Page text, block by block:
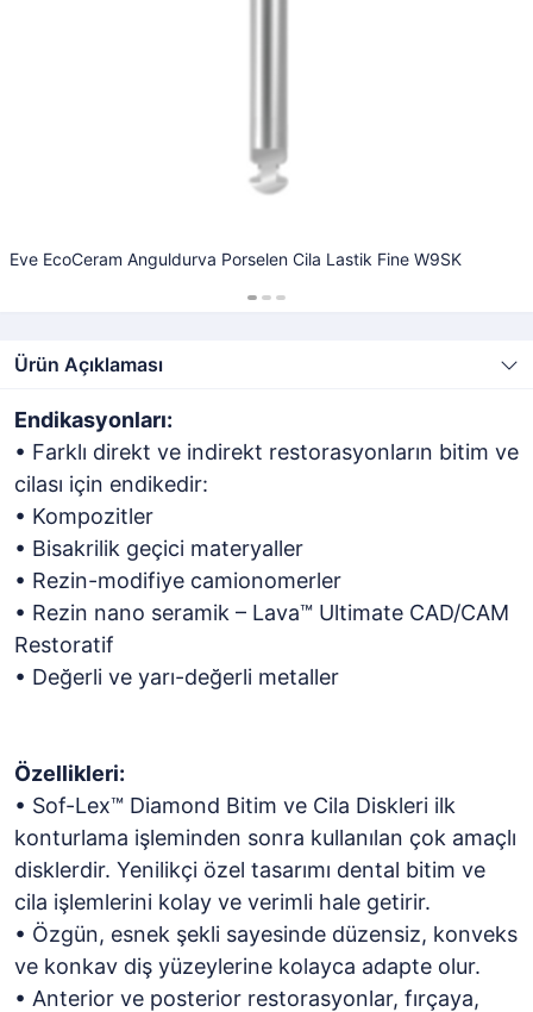
Eve EcoCeram Anguldurva Porselen Cila Lastik Fine W9SK
Ürün Açıklaması
Endikasyonları:
• Farklı direkt ve indirekt restorasyonların bitim ve
cilası için endikedir:
• Kompozitler
• Bisakrilik geçici materyaller
• Rezin-modifiye camionomerler
• Rezin nano seramik – Lava™ Ultimate CAD/CAM
Restoratif
• Değerli ve yarı-değerli metaller
Özellikleri:
• Sof-Lex™ Diamond Bitim ve Cila Diskleri ilk
konturlama işleminden sonra kullanılan çok amaçlı
disklerdir. Yenilikçi özel tasarımı dental bitim ve
cila işlemlerini kolay ve verimli hale getirir.
• Özgün, esnek şekli sayesinde düzensiz, konveks
ve konkav diş yüzeylerine kolayca adapte olur.
• Anterior ve posterior restorasyonlar, fırçaya,